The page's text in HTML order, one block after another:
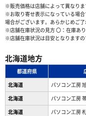
※販売価格は店舗によって異なりま
※お取り寄せ表示になっている場
場合がございます。あらかじめご了
※店舗在庫状況の見方 〇：在庫あ
※店舗在庫状況は目安となりますの
北海道地方
都道府県
北海道
パソコン工房
北海道
パソコン工房
北海道
パソコン⼯房